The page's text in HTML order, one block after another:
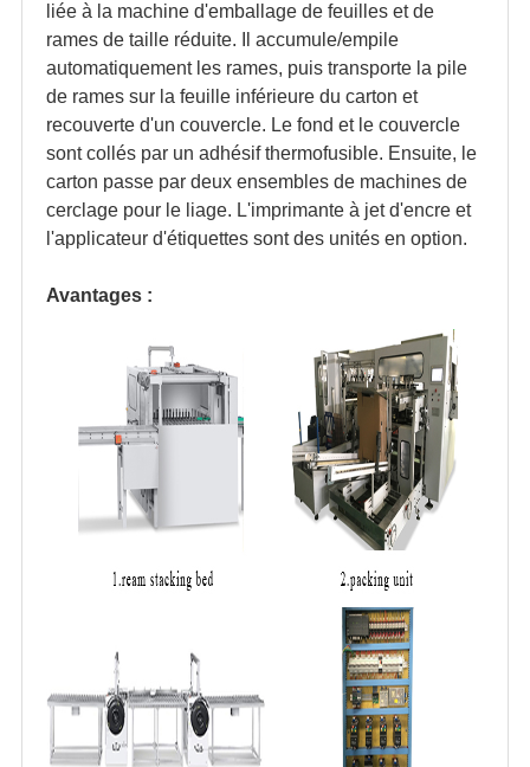
liée à la machine d'emballage de feuilles et de
rames de taille réduite. Il accumule/empile
automatiquement les rames, puis transporte la pile
de rames sur la feuille inférieure du carton et
recouverte d'un couvercle. Le fond et le couvercle
sont collés par un adhésif thermofusible. Ensuite, le
carton passe par deux ensembles de machines de
cerclage pour le liage. L'imprimante à jet d'encre et
l'applicateur d'étiquettes sont des unités en option.
Avantages :